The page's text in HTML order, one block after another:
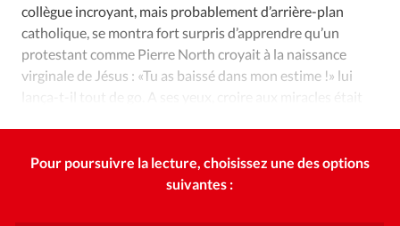
collègue incroyant, mais probablement d’arrière-plan
catholique, se montra fort surpris d’apprendre qu’un
protestant comme Pierre North croyait à la naissance
virginale de Jésus : «Tu as baissé dans mon estime !» lui
lança-t-il tout de go. A ses yeux, croire aux miracles était
Pour poursuivre la lecture, choisissez une des options
suivantes :